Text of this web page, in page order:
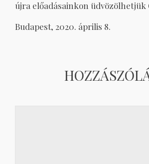
újra előadásainkon üdvözölhetjük
Budapest, 2020. április 8.